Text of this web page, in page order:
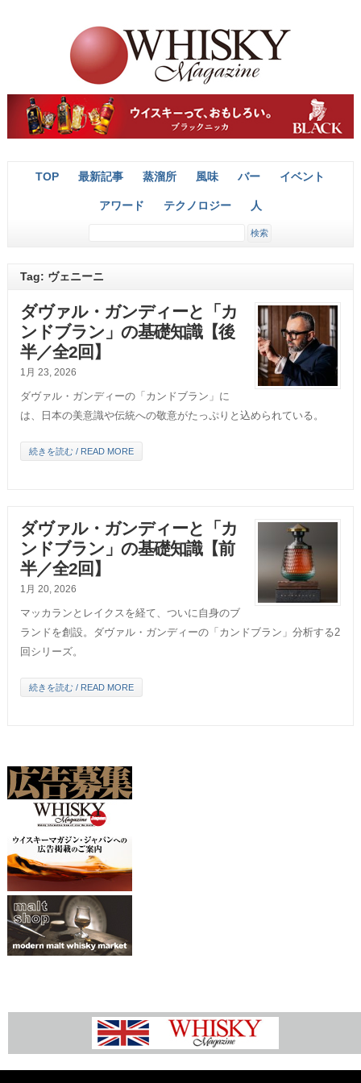
TOP 最新記事 蒸溜所 風味 バー イベント
アワード テクノロジー 人
Tag: ヴェニーニ
ダヴァル・ガンディーと「カ
ンドブラン」の基礎知識【後
半／全2回】
1月 23, 2026
ダヴァル・ガンディーの「カンドブラン」に
は、日本の美意識や伝統への敬意がたっぷりと込められている。
続きを読む / READ MORE
ダヴァル・ガンディーと「カ
ンドブラン」の基礎知識【前
半／全2回】
1月 20, 2026
マッカランとレイクスを経て、ついに自身のブ
ランドを創設。ダヴァル・ガンディーの「カンドブラン」分析する2
回シリーズ。
続きを読む / READ MORE